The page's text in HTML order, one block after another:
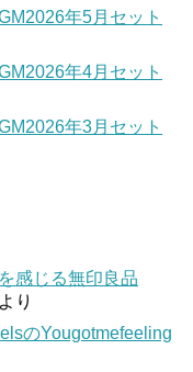
年5月セット
年4月セット
年3月セット
感じる無印良品
より
のYougotmefeeling